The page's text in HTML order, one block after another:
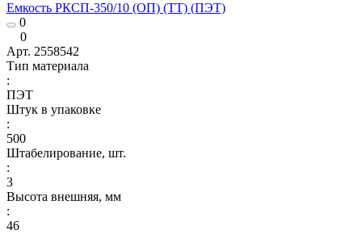
Емкость РКСП-350/10 (ОП) (ТТ) (ПЭТ)
0
0
Арт. 2558542
Тип материала
:
ПЭТ
Штук в упаковке
:
500
Штабелирование, шт.
:
3
Высота внешняя, мм
:
46